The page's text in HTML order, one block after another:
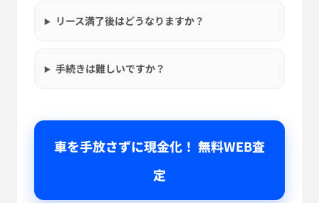
リース満了後はどうなりますか？
手続きは難しいですか？
車を手放さずに現金化！ 無料WEB査
定